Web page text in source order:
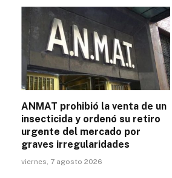
ANMAT prohibió la venta de un
insecticida y ordenó su retiro
urgente del mercado por
graves irregularidades
viernes, 7 agosto 2026